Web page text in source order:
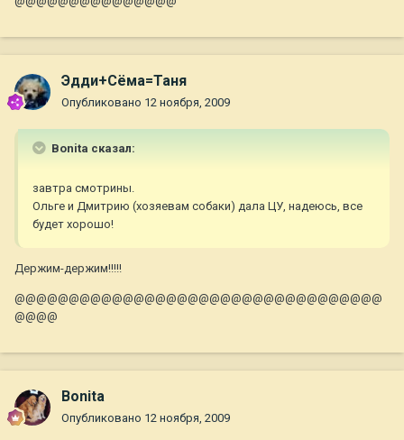
Эдди+Сёма=Таня
Опубликовано 12 ноября, 2009
Bonita сказал:
завтра смотрины.
Ольге и Дмитрию (хозяевам собаки) дала ЦУ, надеюсь, все
будет хорошо!
Держим-держим!!!!!
@@@@@@@@@@@@@@@@@@@@@@@@@@@@@@@@@@
@@@@
Bonita
Опубликовано 12 ноября, 2009